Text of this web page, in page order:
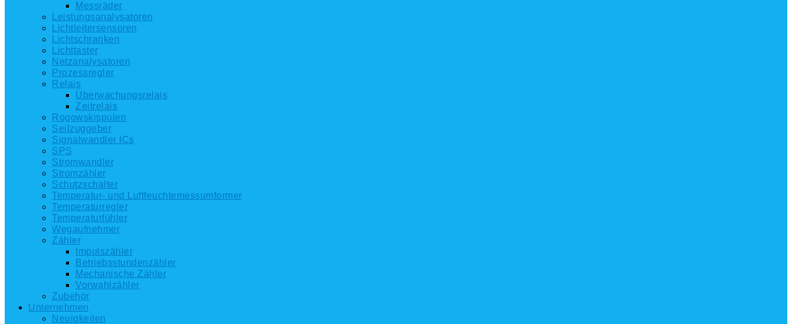
Messräder
Leistungsanalysatoren
Lichtleitersensoren
Lichtschranken
Lichttaster
Netzanalysatoren
Prozessregler
Relais
Überwachungsrelais
Zeitrelais
Rogowskispulen
Seilzuggeber
Signalwandler ICs
SPS
Stromwandler
Stromzähler
Schutzschalter
Temperatur- und Luftfeuchtemessumformer
Temperaturregler
Temperaturfühler
Wegaufnehmer
Zähler
Impulszähler
Betriebsstundenzähler
Mechanische Zähler
Vorwahlzähler
Zubehör
Unternehmen
Neuigkeiten